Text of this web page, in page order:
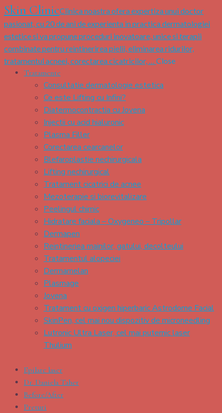
Skin ClinicClinica noastra ofera expertiza unui doctor
pasionat, cu 20 de ani de experienta in practica dermatologiei
estetice si va propune proceduri inovatoare, unice si terapii
combinate pentru reintinerirea pielii, eliminarea ridurilor,
tratamentul acneei, corectarea cicatricilor, …
Close
Tratamente
Consultatie dermatologie estetica
Ce este Lifting cu Infini?
Diatermocontractia cu Jovena
Injectii cu acid hialuronic
Plasma Filler
Corectarea cearcanelor
Blefaroplastie nechirurgicala
Lifting nechirurgical
Tratament cicatrici de acnee
Mezoterapie si biorevitalizare
Peelingul chimic
Hidratare faciala – Oxygeneo – Tripollar
Dermapen
Reintineriea mainilor, gatului, decolteului
Tratamentul alopeciei
Dermamelan
Plasmage
Jovena
Tratament cu oxigen hiperbaric Astrodome Facial
SkinPen, cel mai nou dispozitiv de microneedling
Lutronic Ultra Laser, cel mai puternic laser
Thulium
Epilare laser
Dr. Daniela Taher
Before/After
Preturi